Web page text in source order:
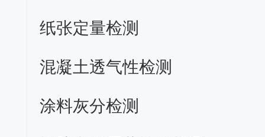
纸张定量检测
混凝土透气性检测
涂料灰分检测